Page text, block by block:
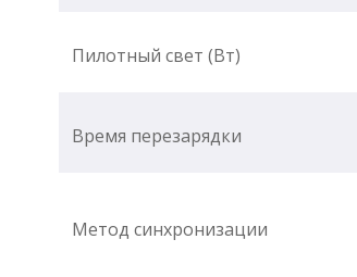
Пилотный свет (Вт)
Время перезарядки
Метод синхронизации